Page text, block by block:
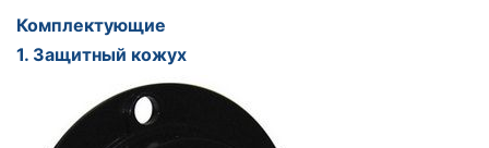
Комплектующие
1. Защитный кожух